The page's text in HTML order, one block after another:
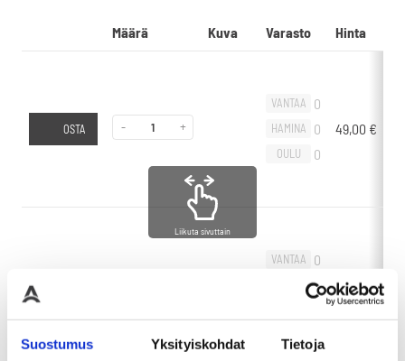
Suostumus Yksityiskohdat Tietoja
Määrä Kuva Varasto Hinta
OSTA - +
VANTAA 0
HAMINA 0
OULU 0
49,00 €
VANTAA 0
HAMINA 0 60,00€
Liikuta sivuttain